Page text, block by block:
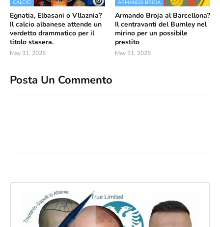
CALCIO
Egnatia, Elbasani o Vllaznia?
Il calcio albanese attende un
verdetto drammatico per il
titolo stasera.
May 31, 2026
ARMANDO BROJA
Armando Broja al Barcellona?
Il centravanti del Burnley nel
mirino per un possibile
prestito
May 31, 2026
Posta Un Commento